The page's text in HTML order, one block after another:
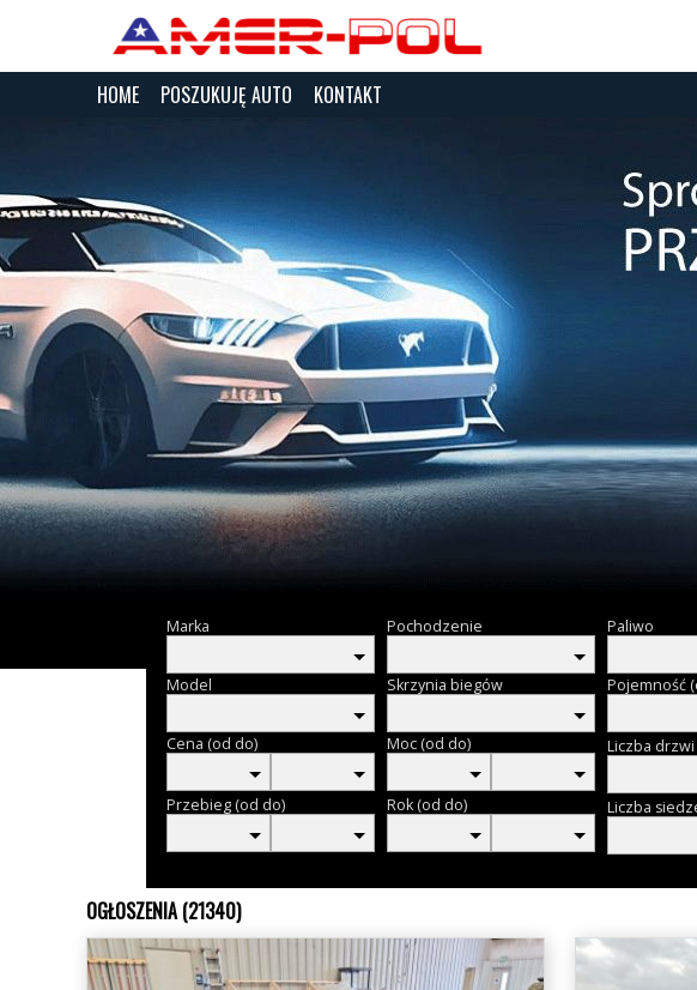
HOME POSZUKUJĘ AUTO KONTAKT
Marka
Model
Cena (od do)
Przebieg (od do)
Pochodzenie
Skrzynia biegów
Moc (od do)
Rok (od do)
Paliwo
Pojemność
Liczba
Liczba
OGŁOSZENIA (21340)